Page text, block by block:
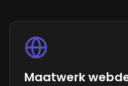
Maatwerk